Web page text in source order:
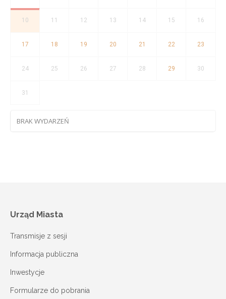
10 11 12 13 14 15 16
17 18 19 20 21 22 23
24 25 26 27 28 29 30
31
BRAK WYDARZEŃ
Urząd Miasta
Transmisje z sesji
Informacja publiczna
Inwestycje
Formularze do pobrania